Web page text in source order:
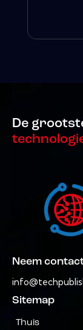
De
Neem
Sitemap
Thuis